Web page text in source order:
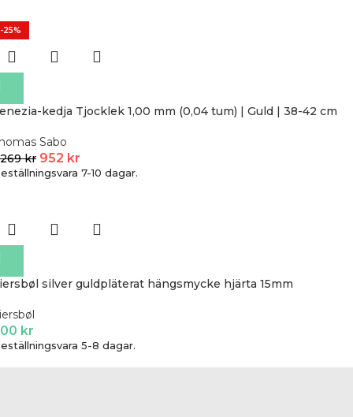
-25%
kedja Tjocklek 1,00 mm (0,04 tum) | Guld | 38-42 cm
Sabo
269kr 952 kr
7-10 dagar.
silver guldpläterat hängsmycke hjärta 15mm
kr
5-8 dagar.